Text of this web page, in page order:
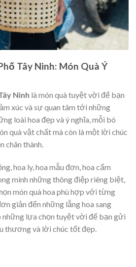
Tây Ninh: Món Quà Ý
Ninh là món quà tuyệt vời để bạn
xúc và sự quan tâm tới những
loài hoa đẹp và ý nghĩa, mỗi bó
quà vật chất mà còn là một lời chúc
chân thành.
hoa ly, hoa mẫu đơn, hoa cẩm
mình những thông điệp riêng biệt,
món quà hoa phù hợp với từng
giản đến những lẵng hoa sang
những lựa chọn tuyệt vời để bạn gửi
thương và lời chúc tốt đẹp.